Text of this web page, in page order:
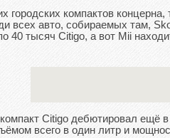
городских компактов
всех авто, собираемых там,
40 тысяч Citigo, а вот Mii
Citigo дебютировал ещё
всего в один литр и